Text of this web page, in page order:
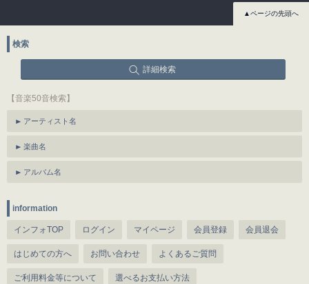
▲ページの先頭へ
検索
詳細検索
【音楽50音検索】
アーティスト名
楽曲名
アルバム名
information
インフォTOP ログイン マイページ 会員登録 会員退会
はじめての方へ お問い合わせ よくあるご質問
ご利用料金等について 選べるお支払い方法